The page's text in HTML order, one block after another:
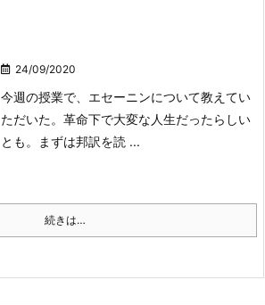
24/09/2020
今週の授業で、エセーニンについて教えてい
ただいた。 革命下で大変な人生だったらしい
とも。
まずは邦訳を読 ...
続きは…